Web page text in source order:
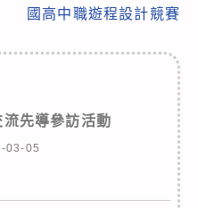
國高中職遊程設計競賽
先導參訪活動
03-05